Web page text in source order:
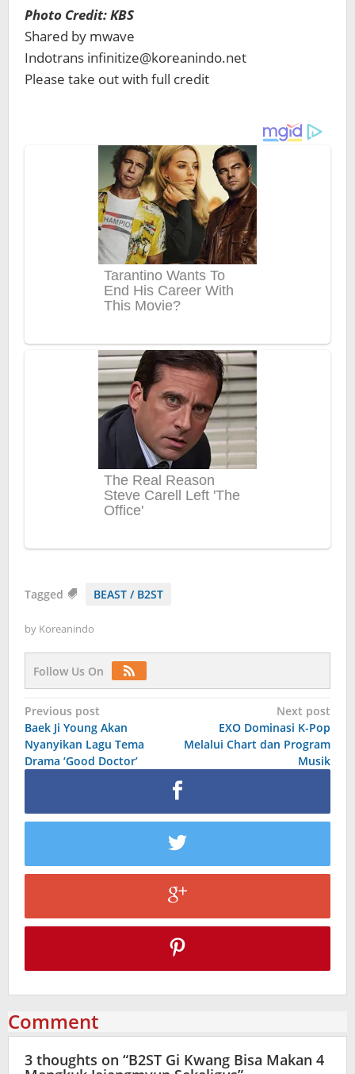
Photo Credit: KBS
Shared by mwave
Indotrans infinitize@koreanindo.net
Please take out with full credit
Tagged BEAST / B2ST
by Koreanindo
Follow Us On
Post
navigation
Previous post
Baek Ji Young Akan
Nyanyikan Lagu Tema
Drama ‘Good Doctor’
Next post
EXO Dominasi K-Pop
Melalui Chart dan Program
Musik
Comment
3 thoughts on “B2ST Gi Kwang Bisa Makan 4